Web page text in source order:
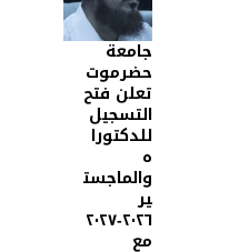
جامعة
حضرموت
تعلن فتح
التسجيل
للدكتورا
ه
والماجست
ير
٢٠٢٦-٢٠٢٧
مع